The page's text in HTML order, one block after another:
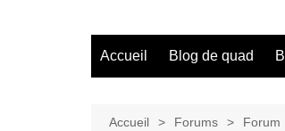
Accueil Blog de quad
Accueil Forums Forum